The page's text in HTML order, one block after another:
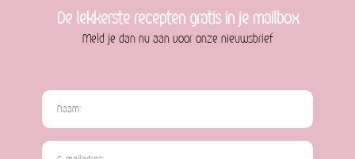
De lekkerste recepten gratis in je mailbox
Meld je dan nu aan voor onze nieuwsbrief